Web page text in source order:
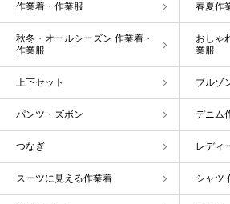
作業着・作業服 春夏作
秋冬・オールシーズン 作業着・
作業服
おしゃ
業服
上下セット ブルゾ
パンツ・ズボン デニム
つなぎ レディ
スーツに見える作業着 シャツ